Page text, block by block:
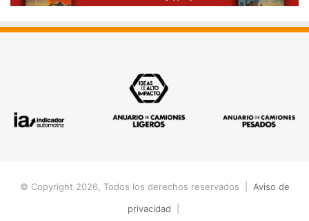
© Copyright 2026, Todos los derechos reservados | Aviso de
privacidad